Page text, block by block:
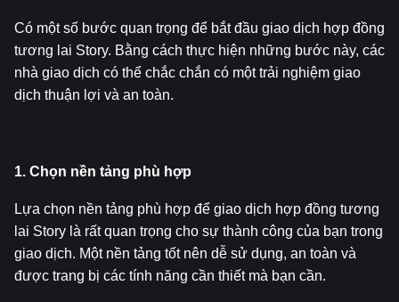
Có một số bước quan trọng để bắt đầu giao dịch hợp đồng
tương lai Story. Bằng cách thực hiện những bước này, các
nhà giao dịch có thể chắc chắn có một trải nghiệm giao
dịch thuận lợi và an toàn.
1. Chọn nền tảng phù hợp
Lựa chọn nền tảng phù hợp để giao dịch hợp đồng tương
lai Story là rất quan trọng cho sự thành công của bạn trong
giao dịch. Một nền tảng tốt nên dễ sử dụng, an toàn và
được trang bị các tính năng cần thiết mà bạn cần.